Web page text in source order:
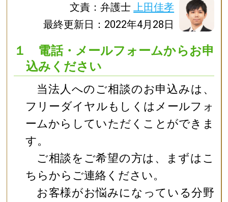
文責：弁護士上田佳孝
最終更新日：2022年4月28日
１ 電話・メールフォームからお申
込みください
当法人へのご相談のお申込みは、
フリーダイヤルもしくはメールフォ
ームからしていただくことができま
す。
ご相談をご希望の方は、まずはこ
ちらからご連絡ください。
お客様がお悩みになっている分野